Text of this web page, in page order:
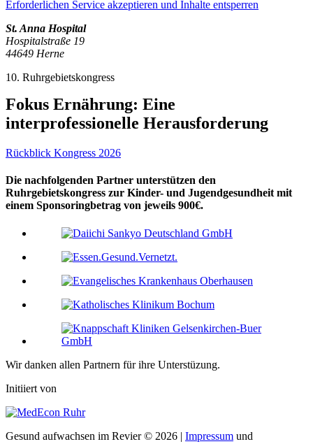
Erforderlichen Service akzeptieren und Inhalte entsperren
St. Anna Hospital
Hospitalstraße 19
44649 Herne
10. Ruhrgebietskongress
Fokus Ernährung: Eine
interprofessionelle Herausforderung
Rückblick Kongress 2026
Die nachfolgenden Partner unterstützen den
Ruhrgebietskongress zur Kinder- und Jugendgesundheit mit
einem Sponsoringbetrag von jeweils 900€.
Wir danken allen Partnern für ihre Unterstüzung.
Initiiert von
Gesund aufwachsen im Revier © 2026 | Impressum und